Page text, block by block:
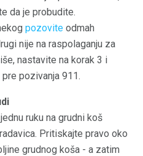
da je probudite.
pozovite odmah
nije na raspolaganju za
nastavite na korak 3 i
pozivanja 911.
ruku na grudni koš
Pritiskajte pravo oko
grudnog koša - a zatim